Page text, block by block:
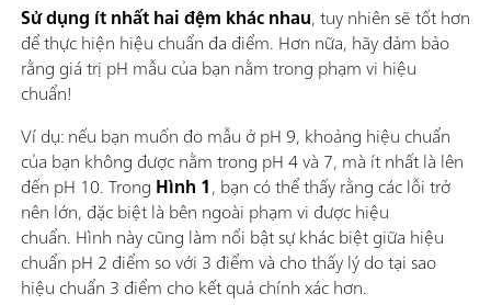
Sử dụng ít nhất hai đệm khác nhau, tuy nhiên sẽ tốt hơn
để thực hiện hiệu chuẩn đa điểm. Hơn nữa, hãy đảm bảo
rằng giá trị pH mẫu của bạn nằm trong phạm vi hiệu
chuẩn!
Ví dụ: nếu bạn muốn đo mẫu ở pH 9, khoảng hiệu chuẩn
của bạn không được nằm trong pH 4 và 7, mà ít nhất là lên
đến pH 10. Trong Hình 1, bạn có thể thấy rằng các lỗi trở
nên lớn, đặc biệt là bên ngoài phạm vi được hiệu
chuẩn. Hình này cũng làm nổi bật sự khác biệt giữa hiệu
chuẩn pH 2 điểm so với 3 điểm và cho thấy lý do tại sao
hiệu chuẩn 3 điểm cho kết quả chính xác hơn.